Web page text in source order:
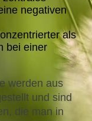
negativen
als
bei einer
werden aus
und sind
die man in